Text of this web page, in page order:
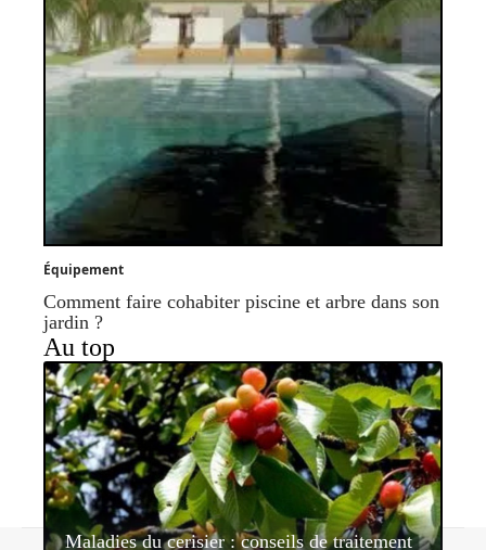
Équipement
Comment faire cohabiter piscine et arbre dans son
jardin ?
Au top
Maladies du cerisier : conseils de traitement